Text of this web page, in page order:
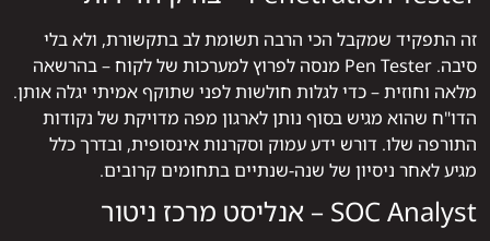
זה התפקיד שמקבל הכי הרבה תשומת לב בתקשורת, ולא בלי
סיבה. Pen Tester מנסה לפרוץ למערכות של לקוח – בהרשאה
מלאה וחוזית – כדי לגלות חולשות לפני שתוקף אמיתי יגלה אותן.
הדו"ח שהוא מגיש בסוף נותן לארגון מפה מדויקת של נקודות
התורפה שלו. דורש ידע עמוק וסקרנות אינסופית, ובדרך כלל
מגיע לאחר ניסיון של שנה-שנתיים בתחומים קרובים.
SOC Analyst – אנליסט מרכז ניטור